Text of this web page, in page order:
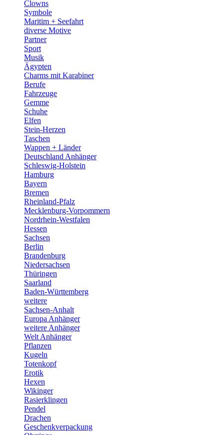
Clowns
Symbole
Maritim + Seefahrt
diverse Motive
Partner
Sport
Musik
Ägypten
Charms mit Karabiner
Berufe
Fahrzeuge
Gemme
Schuhe
Elfen
Stein-Herzen
Taschen
Wappen + Länder
Deutschland Anhänger
Schleswig-Holstein
Hamburg
Bayern
Bremen
Rheinland-Pfalz
Mecklenburg-Vorpommern
Nordrhein-Westfalen
Hessen
Sachsen
Berlin
Brandenburg
Niedersachsen
Thüringen
Saarland
Baden-Württemberg
weitere
Sachsen-Anhalt
Europa Anhänger
weitere Anhänger
Welt Anhänger
Pflanzen
Kugeln
Totenkopf
Erotik
Hexen
Wikinger
Rasierklingen
Pendel
Drachen
Geschenkverpackung